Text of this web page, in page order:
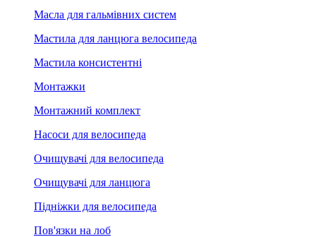
Масла для гальмівних систем
Мастила для ланцюга велосипеда
Мастила консистентні
Монтажки
Монтажний комплект
Насоси для велосипеда
Очищувачі для велосипеда
Очищувачі для ланцюга
Підніжки для велосипеда
Пов'язки на лоб